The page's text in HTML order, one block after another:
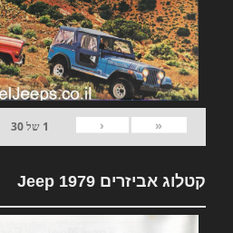
«
‹
1 של30
קטלוג אביזרים 1979 Jeep